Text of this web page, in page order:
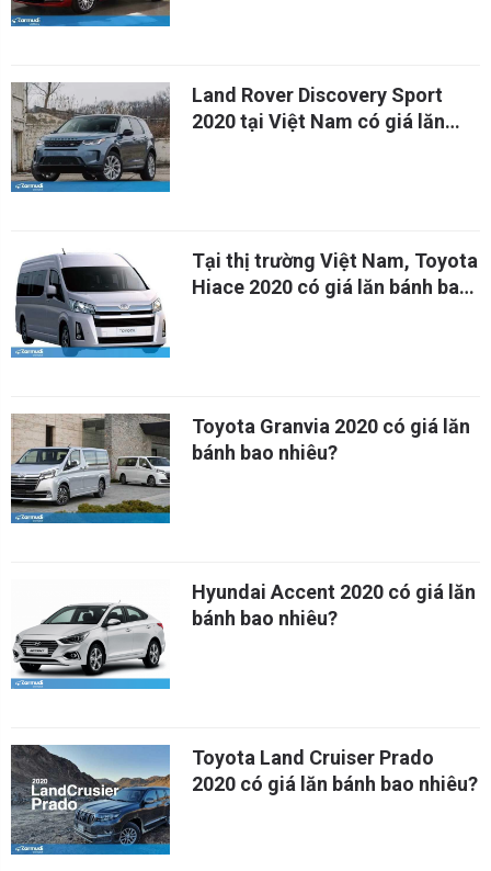
Land Rover Discovery Sport
2020 tại Việt Nam có giá lăn
Tại thị trường Việt Nam, Toyota
Hiace 2020 có giá lăn bánh bao
Toyota Granvia 2020 có giá lăn
bánh bao nhiêu?
Hyundai Accent 2020 có giá lăn
bánh bao nhiêu?
Toyota Land Cruiser Prado
2020 có giá lăn bánh bao nhiêu?